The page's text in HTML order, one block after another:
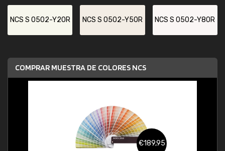
NCS S 0502-Y20R NCS S 0502-Y50R NCS S 0502-Y80R
COMPRAR MUESTRA DE COLORES NCS
€189,95